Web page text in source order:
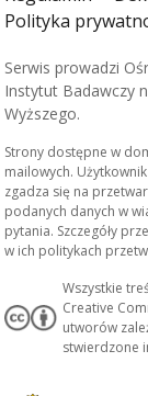
Polityka
Serwis prowadzi
Instytut Badawczy
Wyższego.
Strony dostępne w
mailowych.
zgadza się na
podanych danych w
pytania. Szczegóły
w ich politykach
Wszystkie
Creative
utworów
stwierdzone